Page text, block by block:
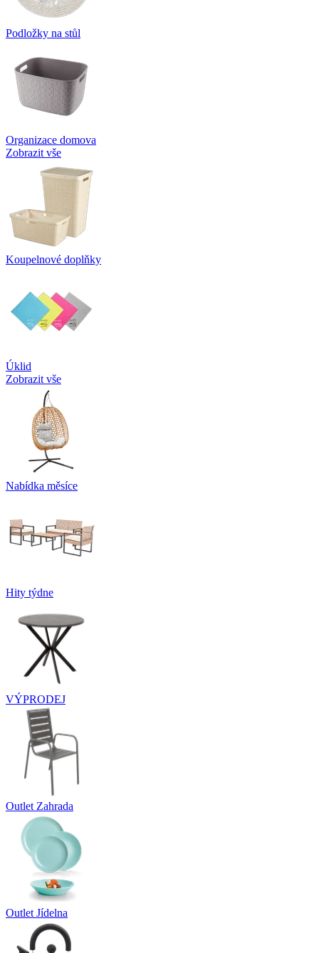
Podložky na stůl
Organizace domova
Zobrazit vše
Koupelnové doplňky
Úklid
Zobrazit vše
Nabídka měsíce
Hity týdne
VÝPRODEJ
Outlet Zahrada
Outlet Jídelna